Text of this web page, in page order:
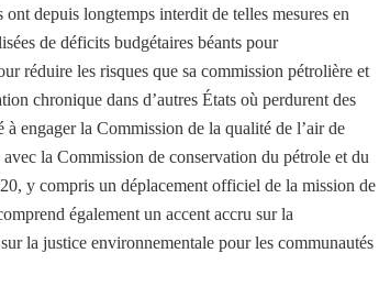
depuis longtemps interdit de telles mesures en
de déficits budgétaires béants pour
réduire les risques que sa commission pétrolière et
chronique dans d’autres États où perdurent des
engager la Commission de la qualité de l’air de
la Commission de conservation du pétrole et du
y compris un déplacement officiel de la mission de
également un accent accru sur la
la justice environnementale pour les communautés